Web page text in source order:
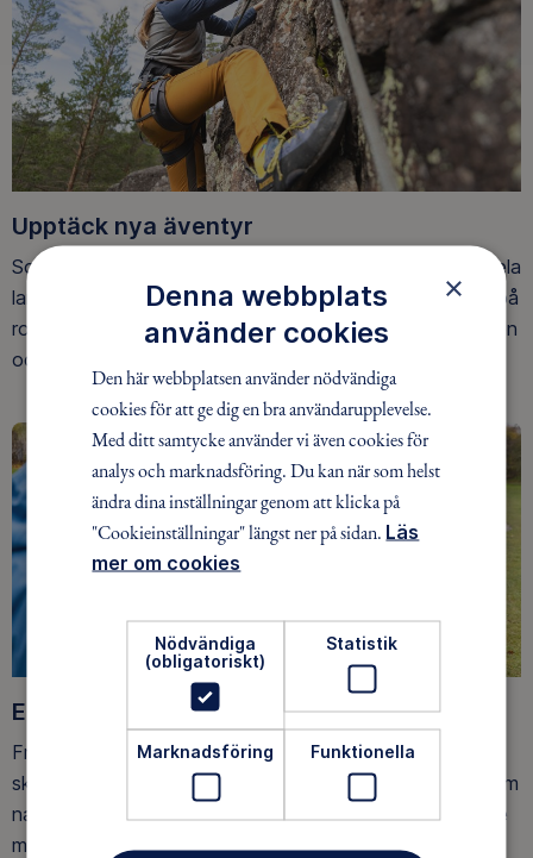
Upptäck nya äventyr
Som medlem har du tillgång till alla våra äventyr, över hela
landet. Våra ideella ledare guidar barn, unga och vuxna på
roliga och trygga äventyr i skogen, på vattnet, snön, isen
och på fjället.
Ett friluftsliv för alla
Friluftsfrämjandet arbetar för att så många som möjligt
ska upptäcka den rörelseglädje och de hälsoeffekter som
naturen ger. Som medlem bidrar du också till vårt arbete
med att skydda allemansrätten.
×
Denna webbplats
använder cookies
Den här webbplatsen använder nödvändiga
cookies för att ge dig en bra användarupplevelse.
Med ditt samtycke använder vi även cookies för
analys och marknadsföring. Du kan när som helst
ändra dina inställningar genom att klicka på
"Cookieinställningar" längst ner på sidan. Läs
mer om cookies
Nödvändiga
(obligatoriskt)
Statistik
Marknadsföring Funktionella